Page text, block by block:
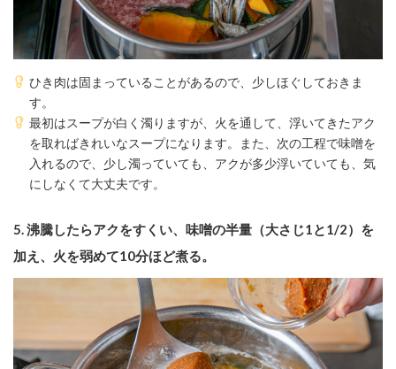
ひき肉は固まっていることがあるので、少しほぐしておきま
す。
最初はスープが白く濁りますが、火を通して、浮いてきたアク
を取ればきれいなスープになります。また、次の工程で味噌を
入れるので、少し濁っていても、アクが多少浮いていても、気
にしなくて大丈夫です。
5.沸騰したらアクをすくい、味噌の半量（大さじ1と1/2）を
加え、火を弱めて10分ほど煮る。